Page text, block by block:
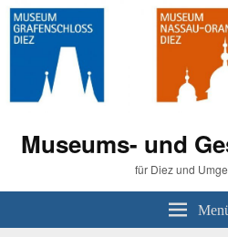
Museums- und
für Diez und